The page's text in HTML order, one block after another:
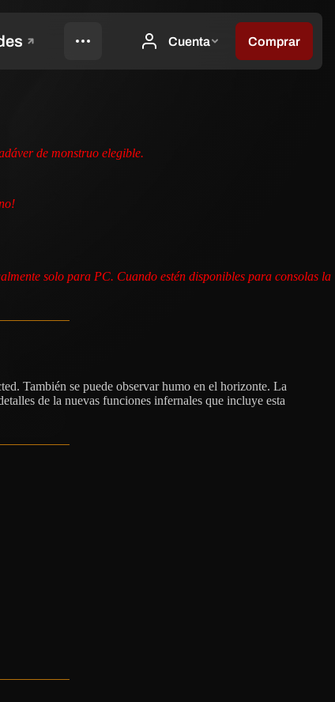
de monstruo elegible.
solo para PC. Cuando estén disponibles para consolas la
También se puede observar humo en el horizonte. La
de la nuevas funciones infernales que incluye esta